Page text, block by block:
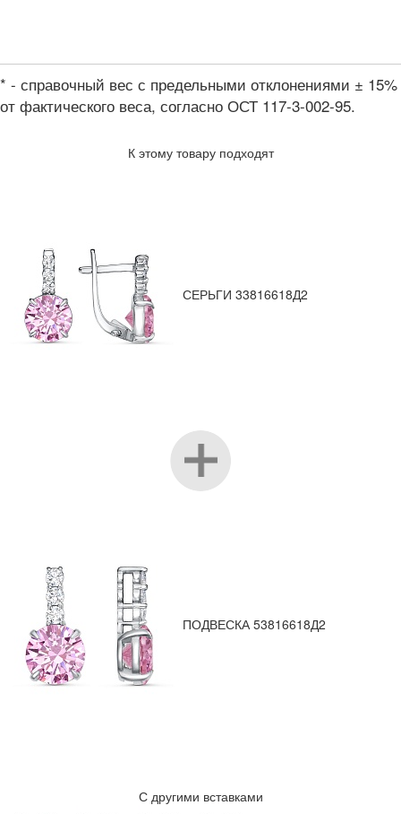
* - справочный вес с предельными отклонениями ± 15%
от фактического веса, согласно ОСТ 117-3-002-95.
К этому товару подходят
СЕРЬГИ 33816618Д2
ПОДВЕСКА 53816618Д2
С другими вставками